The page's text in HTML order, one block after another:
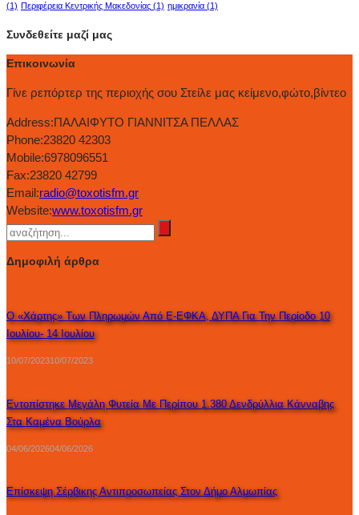
(1) Περιφέρεια Κεντρικής Μακεδονίας (1) ημικρανία (1)
Συνδεθείτε μαζί μας
Επικοινωνία
Γίνε ρεπόρτερ της περιοχής σου Στείλε μας κείμενο,φώτο,βίντεο
Address:ΠΑΛΑΙΦΥΤΟ ΓΙΑΝΝΙΤΣΑ ΠΕΛΛΑΣ
Phone:23820 42303
Mobile:6978096551
Fax:23820 42799
Email:radio@toxotisfm.gr
Website:www.toxotisfm.gr
Δημοφιλή άρθρα
Ο «χάρτης» Των Πληρωμών Από E-ΕΦΚΑ, ΔΥΠΑ Για Την Περίοδο 10
Ιουλίου- 14 Ιουλίου
10/07/202310/07/2023
Εντοπίστηκε Μεγάλη Φυτεία Με Περίπου 1.380 Δενδρύλλια Κάνναβης
Στα Καμένα Βούρλα
04/06/202604/06/2026
Επίσκεψη Σέρβικης Αντιπροσωπείας Στον Δήμο Αλμωπίας